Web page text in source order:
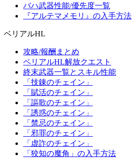
バハ武器性能/優先度一覧
『アルテマメモリ』の入手方法
ベリアルHL
攻略/報酬まとめ
ベリアルHL解放クエスト
終末武器一覧とスキル性能
「技錬のチェイン」
「賦活のチェイン」
「謳歌のチェイン」
「誘惑のチェイン」
「禁忌のチェイン」
「邪罪のチェイン」
「虚詐のチェイン」
「狡知の魔角」の入手方法